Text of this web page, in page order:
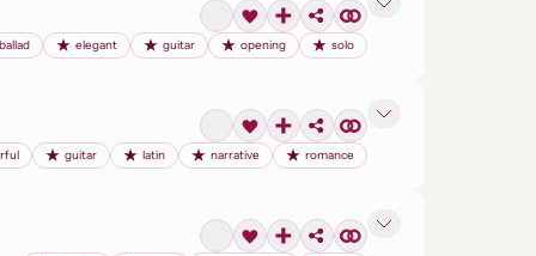
ballad elegant guitar opening solo
guitar latin narrative romance